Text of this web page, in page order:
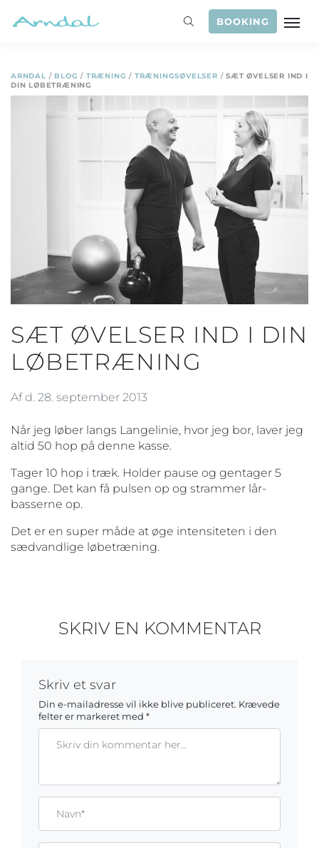
BOOKING
ARNDAL / BLOG / TRÆNING / TRÆNINGSØVELSER /SÆT ØVELSER IND I
DIN LØBETRÆNING
SÆT ØVELSER IND I DIN
LØBETRÆNING
Af d. 28. september 2013
Når jeg løber langs Langelinie, hvor jeg bor, laver jeg
altid 50 hop på denne kasse.
Tager 10 hop i træk. Holder pause og gentager 5
gange. Det kan få pulsen op og strammer lår-
basserne op.
Det er en super måde at øge intensiteten i den
sædvandlige løbetræning.
SKRIV EN KOMMENTAR
Skriv et svar
Din e-mailadresse vil ikke blive publiceret. Krævede
felter er markeret med *